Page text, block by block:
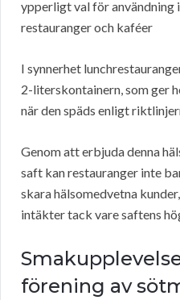
ypperligt val för användning
restauranger och kaféer
I synnerhet
2-literskontainern, som ger
när den späds enligt
Genom att erbjuda denna
saft kan restauranger inte
skara hälsomedvetna
intäkter tack vare saftens
förening av